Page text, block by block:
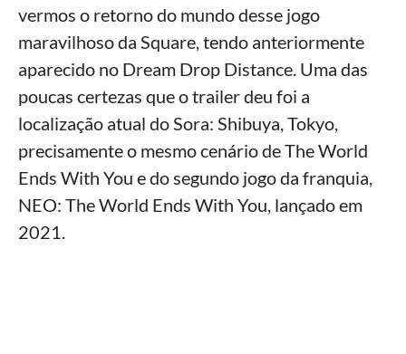
vermos o retorno do mundo desse jogo
maravilhoso da Square, tendo anteriormente
aparecido no Dream Drop Distance. Uma das
poucas certezas que o trailer deu foi a
localização atual do Sora: Shibuya, Tokyo,
precisamente o mesmo cenário de The World
Ends With You e do segundo jogo da franquia,
NEO: The World Ends With You, lançado em
2021.